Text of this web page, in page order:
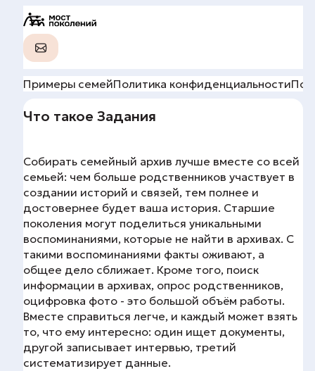
Что такое Задания
Собирать семейный архив лучше вместе со всей
семьей: чем больше родственников участвует в
создании историй и связей, тем полнее и
достовернее будет ваша история. Старшие
поколения могут поделиться уникальными
воспоминаниями, которые не найти в архивах. С
такими воспоминаниями факты оживают, а
общее дело сближает. Кроме того, поиск
информации в архивах, опрос родственников,
оцифровка фото - это большой объём работы.
Вместе справиться легче, и каждый может взять
то, что ему интересно: один ищет документы,
другой записывает интервью, третий
систематизирует данные.
Примеры семейПолитика конфиденциальности